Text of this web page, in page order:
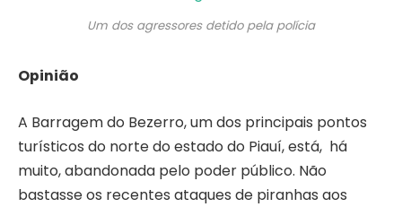
Um dos agressores detido pela polícia
Opinião
A Barragem do Bezerro, um dos principais pontos
turísticos do norte do estado do Piauí, está, há
muito, abandonada pelo poder público. Não
bastasse os recentes ataques de piranhas aos